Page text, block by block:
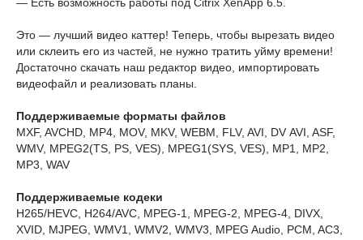
Это — лучший видео каттер! Теперь, чтобы вырезать видео
или склеить его из частей, не нужно тратить уйму времени!
Достаточно скачать наш редактор видео, импортировать
видеофайл и реализовать планы.
Поддерживаемые форматы файлов
MXF, AVCHD, MP4, MOV, MKV, WEBM, FLV, AVI, DV AVI, ASF,
WMV, MPEG2(TS, PS, VES), MPEG1(SYS, VES), MP1, MP2,
MP3, WAV
Поддерживаемые кодеки
H265/HEVC, H264/AVC, MPEG-1, MPEG-2, MPEG-4, DIVX,
XVID, MJPEG, WMV1, WMV2, WMV3, MPEG Audio, PCM, AC3,